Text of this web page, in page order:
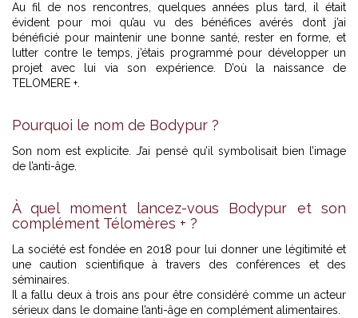
Au fil de nos rencontres, quelques années plus tard, il était
évident pour moi qu’au vu des bénéfices avérés dont j’ai
bénéficié pour maintenir une bonne santé, rester en forme, et
lutter contre le temps, j’étais programmé pour développer un
projet avec lui via son expérience. D’où la naissance de
TELOMERE +.
Pourquoi le nom de Bodypur ?
Son nom est explicite. J’ai pensé qu’il symbolisait bien l’image
de l’anti-âge.
À quel moment lancez-vous Bodypur et son
complément Télomères + ?
La société est fondée en 2018 pour lui donner une légitimité et
une caution scientifique à travers des conférences et des
séminaires.
Il a fallu deux à trois ans pour être considéré comme un acteur
sérieux dans le domaine l’anti-âge en complément alimentaires.